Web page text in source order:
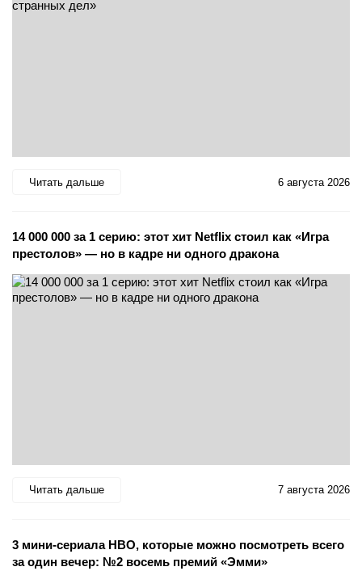
Читать дальше 6 августа 2026
14 000 000 за 1 серию: этот хит Netflix стоил как «Игра
престолов» — но в кадре ни одного дракона
Читать дальше 7 августа 2026
3 мини-сериала HBO, которые можно посмотреть всего
за один вечер: №2 восемь премий «Эмми»